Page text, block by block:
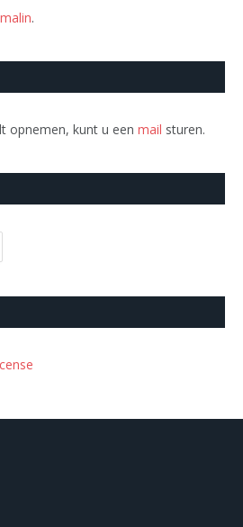
.
opnemen, kunt u een mail sturen.